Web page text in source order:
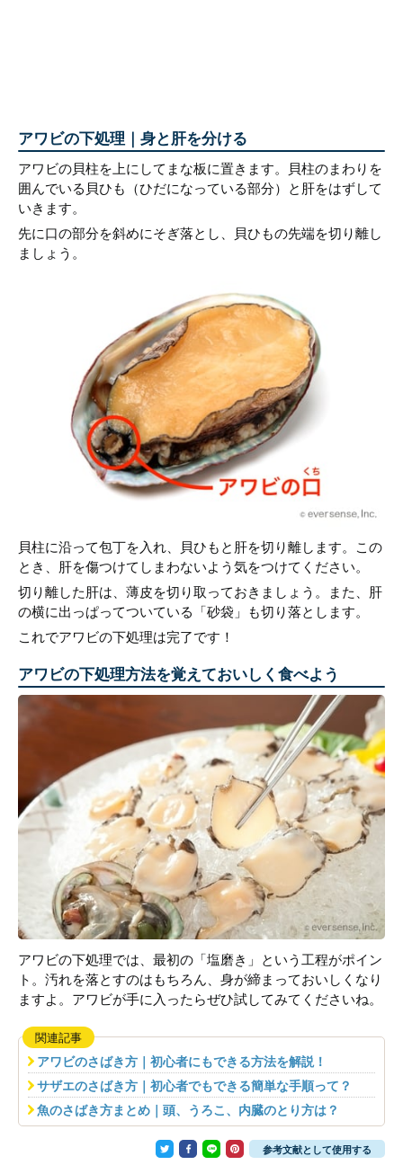
アワビの下処理｜身と肝を分ける
アワビの貝柱を上にしてまな板に置きます。貝柱のまわりを
囲んでいる貝ひも（ひだになっている部分）と肝をはずして
いきます。
先に口の部分を斜めにそぎ落とし、貝ひもの先端を切り離し
ましょう。
貝柱に沿って包丁を入れ、貝ひもと肝を切り離します。この
とき、肝を傷つけてしまわないよう気をつけてください。
切り離した肝は、薄皮を切り取っておきましょう。また、肝
の横に出っぱってついている「砂袋」も切り落とします。
これでアワビの下処理は完了です！
アワビの下処理方法を覚えておいしく食べよう
アワビの下処理では、最初の「塩磨き」という工程がポイン
ト。汚れを落とすのはもちろん、身が締まっておいしくなり
ますよ。アワビが手に入ったらぜひ試してみてくださいね。
関連記事
アワビのさばき方｜初心者にもできる方法を解説！
サザエのさばき方｜初心者でもできる簡単な手順って？
魚のさばき方まとめ｜頭、うろこ、内臓のとり方は？
参考文献として使用する